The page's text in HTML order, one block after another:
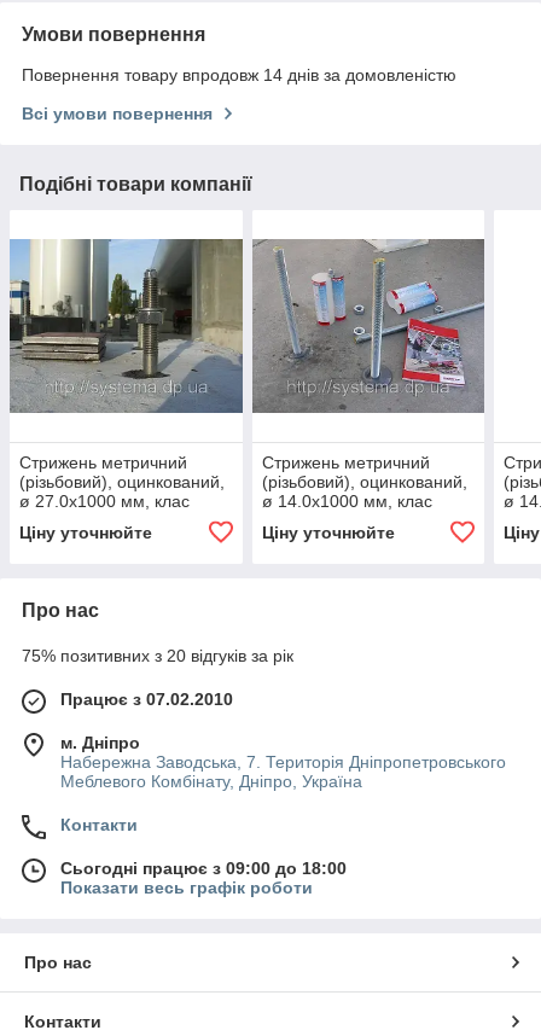
Умови повернення
Повернення товару впродовж 14 днів за домовленістю
Всі умови повернення
Подібні товари компанії
Стрижень метричний
(різьбовий), оцинкований,
ø 27.0х1000 мм, клас
Ціну уточнюйте
Стрижень метричний
(різьбовий), оцинкований,
ø 14.0х1000 мм, клас
Ціну уточнюйте
ø
Про нас
75% позитивних з 20 відгуків за рік
Працює з 07.02.2010
м. Дніпро
Набережна Заводська, 7. Територія Дніпропетровського
Меблевого Комбінату, Дніпро, Україна
Контакти
Сьогодні працює з 09:00 до 18:00
Показати весь графік роботи
Про нас
Контакти